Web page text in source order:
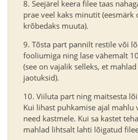
Seejärel keera filee taas
prae veel kaks minutit (eesmärk
krõbedaks muuta).
Tõsta part pannilt restile või
fooliumiga ning lase vähemalt
(see on vajalik selleks, et
jaotuksid).
Viiluta part ning maitsesta
Kui lihast puhkamise ajal mahlu
need kastmele. Kui sa kastet
mahlad lihtsalt lahti lõigatud